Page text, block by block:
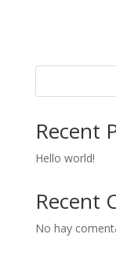
Recent
Hello world!
Recent
No hay